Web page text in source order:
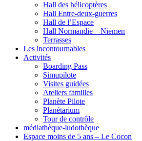
Hall des hélicoptères
Hall Entre-deux-guerres
Hall de l’Espace
Hall Normandie – Niemen
Terrasses
Les incontournables
Activités
Boarding Pass
Simupilote
Visites guidées
Ateliers familles
Planète Pilote
Planétarium
Tour de contrôle
médiathèque-ludothèque
Espace moins de 5 ans – Le Cocon